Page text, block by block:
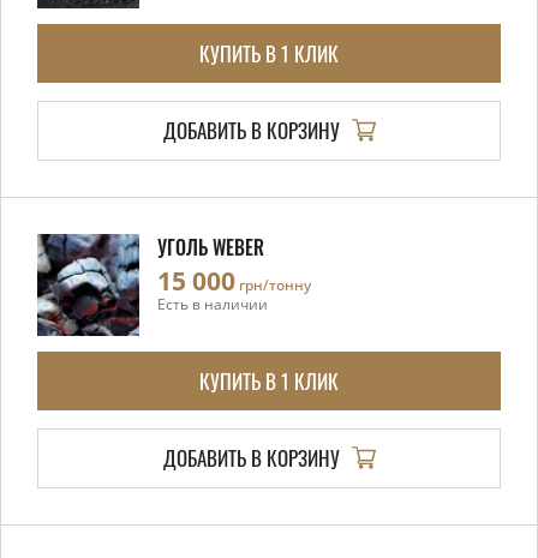
КУПИТЬ В 1 КЛИК
ДОБАВИТЬ В КОРЗИНУ
УГОЛЬ WEBER
15 000 грн/тонну
Есть в наличии
КУПИТЬ В 1 КЛИК
ДОБАВИТЬ В КОРЗИНУ